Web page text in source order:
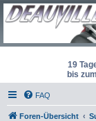
19
bis
FAQ
Foren-Übersicht